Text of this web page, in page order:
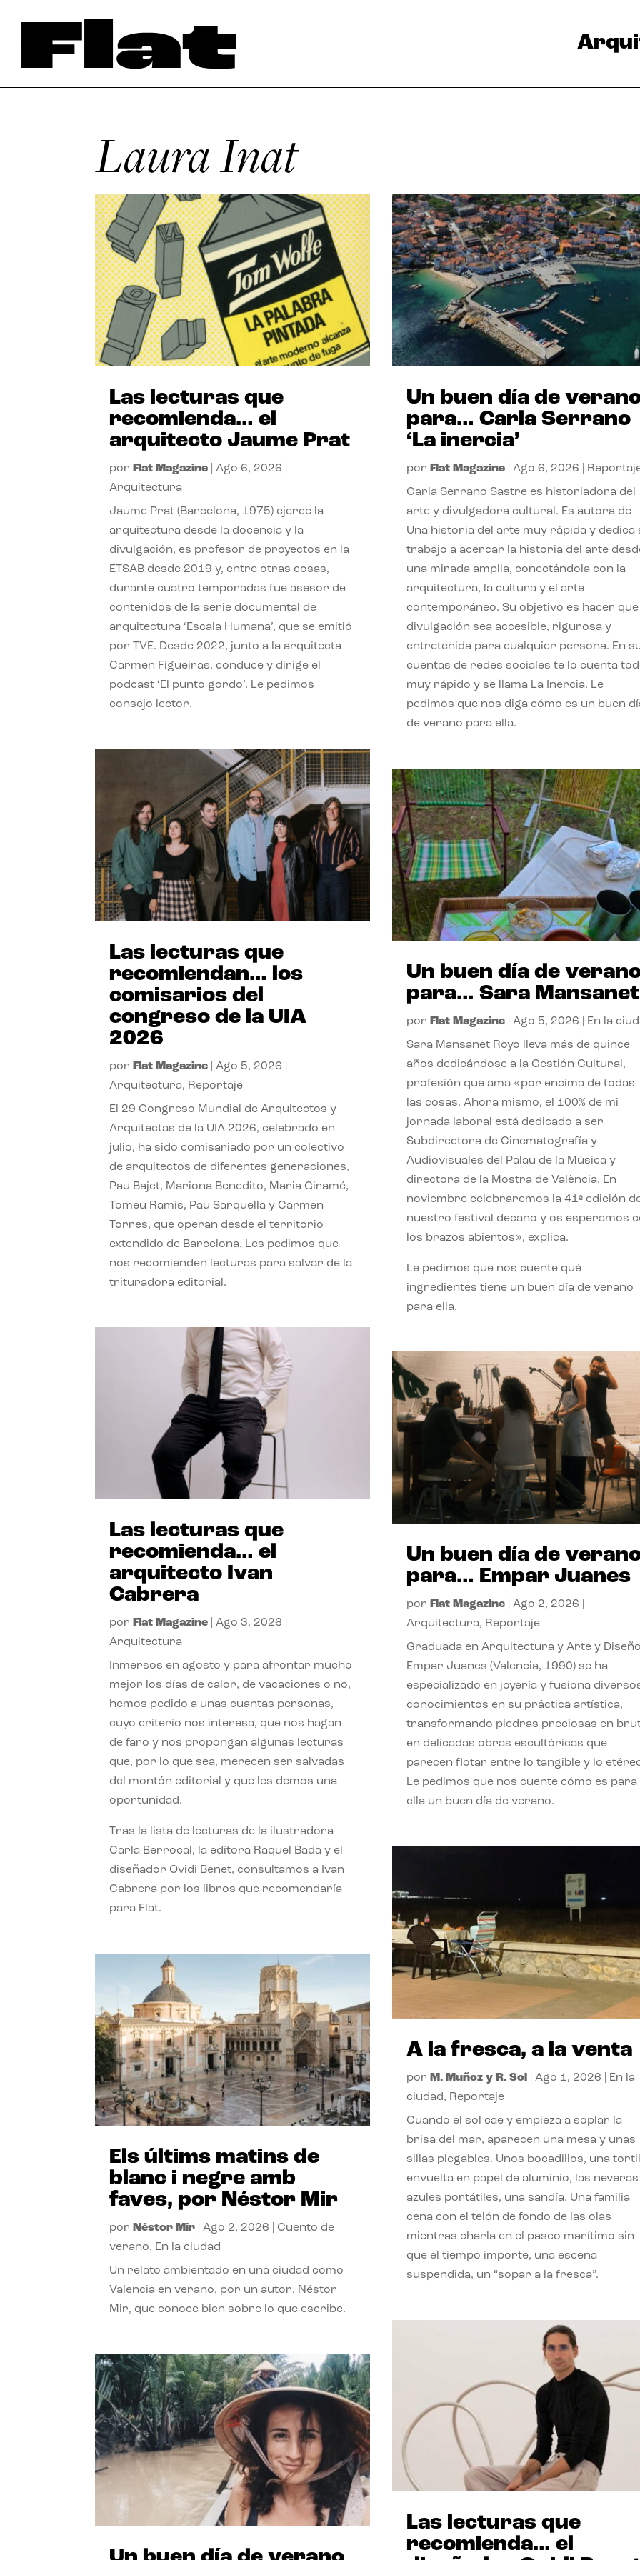
Laura Inat
Las lecturas que
recomienda… el
arquitecto Jaume Prat
por Flat Magazine |Ago 6, 2026
Arquitectura
Jaume Prat (Barcelona, 1975) ejerce la
arquitectura desde la docencia y la
divulgación, es profesor de proyectos en la
ETSAB desde 2019 y, entre otras cosas,
durante cuatro temporadas fue asesor de
contenidos de la serie documental de
arquitectura ‘Escala Humana’, que se emitió
por TVE. Desde 2022, junto a la arquitecta
Carmen Figueiras, conduce y dirige el
podcast ‘El punto gordo’. Le pedimos
consejo lector.
Las lecturas que
recomiendan… los
comisarios del
congreso de la UIA
2026
por Flat Magazine |Ago 5, 2026
Arquitectura, Reportaje
El 29 Congreso Mundial de Arquitectos y
Arquitectas de la UIA 2026, celebrado en
julio, ha sido comisariado por un colectivo
de arquitectos de diferentes generaciones,
Pau Bajet, Mariona Benedito, Maria Giramé,
Tomeu Ramis, Pau Sarquella y Carmen
Torres, que operan desde el territorio
extendido de Barcelona. Les pedimos que
nos recomienden lecturas para salvar de la
trituradora editorial.
Las lecturas que
recomienda… el
arquitecto Ivan
Cabrera
por Flat Magazine |Ago 3, 2026
Arquitectura
Inmersos en agosto y para afrontar mucho
mejor los días de calor, de vacaciones o no,
hemos pedido a unas cuantas personas,
cuyo criterio nos interesa, que nos hagan
de faro y nos propongan algunas lecturas
que, por lo que sea, merecen ser salvadas
del montón editorial y que les demos una
oportunidad.
Tras la lista de lecturas de la ilustradora
Carla Berrocal, la editora Raquel Bada y el
diseñador Ovidi Benet, consultamos a Ivan
Cabrera por los libros que recomendaría
para Flat.
Els últims matins de
blanc i negre amb
faves, por Néstor Mir
por Néstor Mir |Ago 2, 2026 |Cuento de
verano, En la ciudad
Un relato ambientado en una ciudad como
Valencia en verano, por un autor, Néstor
Mir, que conoce bien sobre lo que escribe.
Un buen día de
para… Carla Serrano
‘La inercia’
por Flat Magazine| Ago 6, 2026
Carla Serrano Sastre es historiadora del
arte y divulgadora cultural. Es autora de
Una historia del arte muy rápida y dedica
trabajo a acercar la historia del arte
una mirada amplia, conectándola con la
arquitectura, la cultura y el arte
contemporáneo. Su objetivo es hacer que
divulgación sea accesible, rigurosa y
entretenida para cualquier persona. En
cuentas de redes sociales te lo cuenta
muy rápido y se llama La Inercia. Le
pedimos que nos diga cómo es un buen
de verano para ella.
Un buen día de
para… Sara Mansanet
por Flat Magazine| Ago 5, 2026 En la
Sara Mansanet Royo lleva más de quince
años dedicándose a la Gestión Cultural,
profesión que ama «por encima de todas
las cosas. Ahora mismo, el 100% de mi
jornada laboral está dedicado a ser
Subdirectora de Cinematografía y
Audiovisuales del Palau de la Música y
directora de la Mostra de València. En
noviembre celebraremos la 41ª edición
nuestro festival decano y os esperamos
los brazos abiertos», explica.
Le pedimos que nos cuente qué
ingredientes tiene un buen día de verano
para ella.
Un buen día de
para… Empar Juanes
por Flat Magazine| Ago 2, 2026
Arquitectura, Reportaje
Graduada en Arquitectura y Arte y
Empar Juanes (Valencia, 1990) se ha
especializado en joyería y fusiona
conocimientos en su práctica artística,
transformando piedras preciosas en
en delicadas obras escultóricas que
parecen flotar entre lo tangible y lo
Le pedimos que nos cuente cómo es para
ella un buen día de verano.
A la fresca, a la venta
por M. Muñoz y R. Sol Ago 1, 2026
En la
ciudad, Reportaje
Cuando el sol cae y empieza a soplar la
brisa del mar, aparecen una mesa y unas
sillas plegables. Unos bocadillos, una
envuelta en papel de aluminio, las neveras
azules portátiles, una sandía. Una familia
cena con el telón de fondo de las olas
mientras charla en el paseo marítimo sin
que el tiempo importe, una escena
suspendida, un “sopar a la fresca”.
Las lecturas que
recomienda… el